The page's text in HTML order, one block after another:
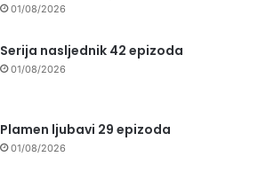
01/08/2026
Serija nasljednik 42 epizoda
01/08/2026
Plamen ljubavi 29 epizoda
01/08/2026